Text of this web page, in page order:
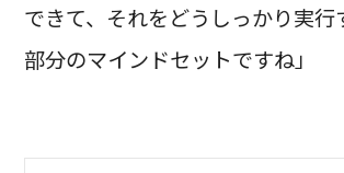
できて、それをどうしっかり実行
部分のマインドセットですね」